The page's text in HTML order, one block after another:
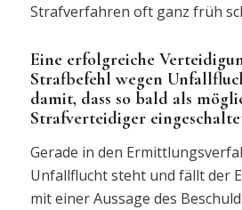
Strafverfahren oft ganz früh
Eine erfolgreiche
Strafbefehl wegen
damit, dass so bald als
Strafverteidiger
Gerade in den
Unfallflucht steht und fällt der
mit einer Aussage des